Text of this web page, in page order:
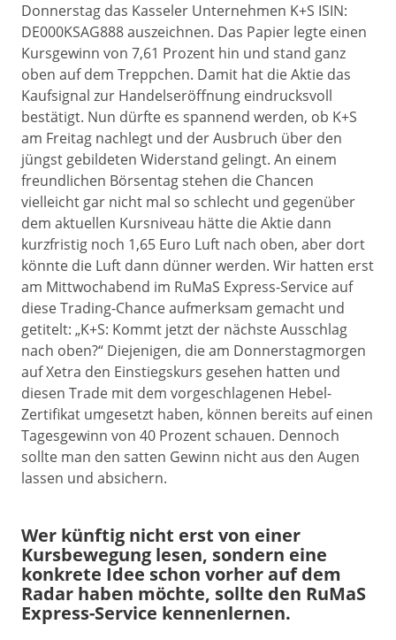
Donnerstag das Kasseler Unternehmen K+S ISIN:
DE000KSAG888 auszeichnen. Das Papier legte einen
Kursgewinn von 7,61 Prozent hin und stand ganz
oben auf dem Treppchen. Damit hat die Aktie das
Kaufsignal zur Handelseröffnung eindrucksvoll
bestätigt. Nun dürfte es spannend werden, ob K+S
am Freitag nachlegt und der Ausbruch über den
jüngst gebildeten Widerstand gelingt. An einem
freundlichen Börsentag stehen die Chancen
vielleicht gar nicht mal so schlecht und gegenüber
dem aktuellen Kursniveau hätte die Aktie dann
kurzfristig noch 1,65 Euro Luft nach oben, aber dort
könnte die Luft dann dünner werden. Wir hatten erst
am Mittwochabend im RuMaS Express-Service auf
diese Trading-Chance aufmerksam gemacht und
getitelt: „K+S: Kommt jetzt der nächste Ausschlag
nach oben?“ Diejenigen, die am Donnerstagmorgen
auf Xetra den Einstiegskurs gesehen hatten und
diesen Trade mit dem vorgeschlagenen Hebel-
Zertifikat umgesetzt haben, können bereits auf einen
Tagesgewinn von 40 Prozent schauen. Dennoch
sollte man den satten Gewinn nicht aus den Augen
lassen und absichern.
Wer künftig nicht erst von einer
Kursbewegung lesen, sondern eine
konkrete Idee schon vorher auf dem
Radar haben möchte, sollte den RuMaS
Express-Service kennenlernen.